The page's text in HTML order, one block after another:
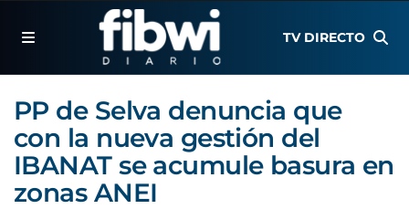
TV DIRECTO
PP de Selva denuncia que
con la nueva gestión del
IBANAT se acumule basura en
zonas ANEI